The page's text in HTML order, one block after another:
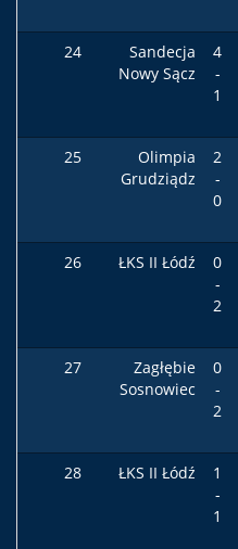
24
Sandecja
Nowy Sącz
4
-
1
25
Olimpia
Grudziądz
2
-
0
26 ŁKS II Łódź
0
-
2
27
Zagłębie
Sosnowiec
0
-
2
28 ŁKS II Łódź
1
-
1